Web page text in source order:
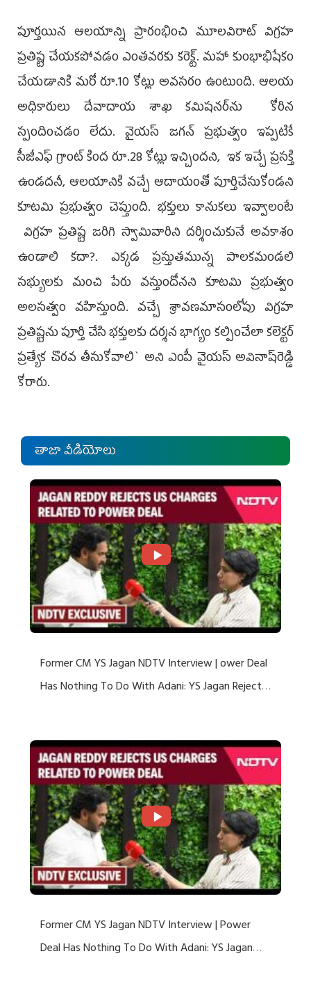
పూర్తయిన ఆలయాన్ని ప్రారంభించి మూలవిరాట్ విగ్రహ
ప్రతిష్ట చేయకపోవడం ఎంతవరకు కరెక్ట్. మహా కుంభాభిషేకం
చేయడానికి మరో రూ.10 కోట్లు అవసరం ఉంటుంది. ఆలయ
అధికారులు దేవాదాయ శాఖ కమిషనర్‌ను కోరిన
స్పందించడం లేదు. వైయ‌స్ జ‌గ‌న్ ప్ర‌భుత్వం ఇప్పటికే
సీజీఎఫ్ గ్రాంట్ కింద రూ.28 కోట్లు ఇచ్చింద‌ని, ఇక ఇచ్చే ప్రసక్తి
ఉండదనీ, ఆలయానికి వచ్చే ఆదాయంతో పూర్తిచేసుకోండని
కూట‌మి ప్రభుత్వం చెప్తుంది. భక్తులు కానుకలు ఇవ్వాలంటే
విగ్రహ ప్రతిష్ట జరిగి స్వామివారిని దర్శించుకునే అవకాశం
ఉండాలి క‌దా?. ఎక్కడ ప్రస్తుతమున్న పాలకమండలి
సభ్యులకు మంచి పేరు వస్తుందోనని కూటమి ప్రభుత్వం
అలసత్వం వహిస్తుంది. వచ్చే శ్రావణమాసంలోపు విగ్రహ
ప్రతిష్టను పూర్తి చేసి భక్తులకు దర్శన భాగ్యం కల్పించేలా కలెక్టర్
ప్రత్యేక చొరవ తీసుకోవాలి` అని ఎంపీ వైయ‌స్ అవినాష్‌రెడ్డి
కోరారు.
తాజా వీడియోలు
Former CM YS Jagan NDTV Interview | ower Deal
Has Nothing To Do With Adani: YS Jagan Rejects
Former CM YS Jagan NDTV Interview | Power
Deal Has Nothing To Do With Adani: YS Jagan